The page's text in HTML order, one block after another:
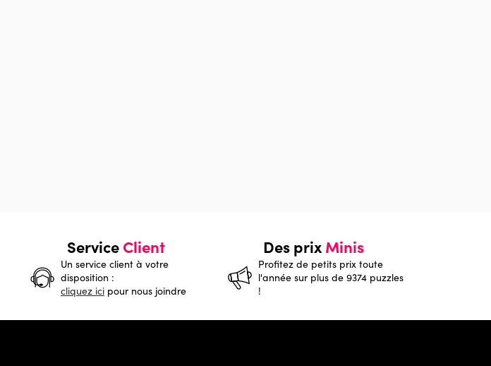
ServiceClient
Un service client à votre
disposition :
cliquez ici pour nous joindre
Des prixMinis
Profitez de petits prix toute
l'année sur plus de 9374 puzzles
!